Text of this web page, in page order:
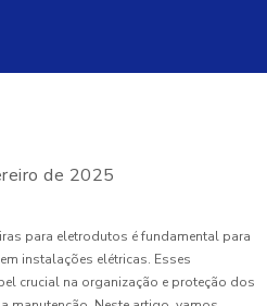
de 2025
para eletrodutos é fundamental para
instalações elétricas. Esses
crucial na organização e proteção dos